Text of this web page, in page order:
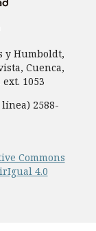
y Humboldt,
Cuenca,
1053
línea) 2588-
Commons
4.0